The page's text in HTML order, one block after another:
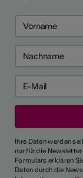
Ihre Daten werden
nur für die
Formulars erklären
Daten durch die